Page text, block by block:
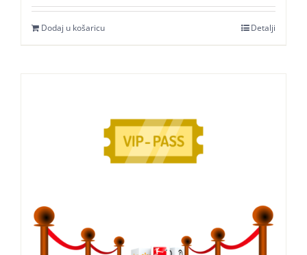
Dodaj u košaricu Detalji